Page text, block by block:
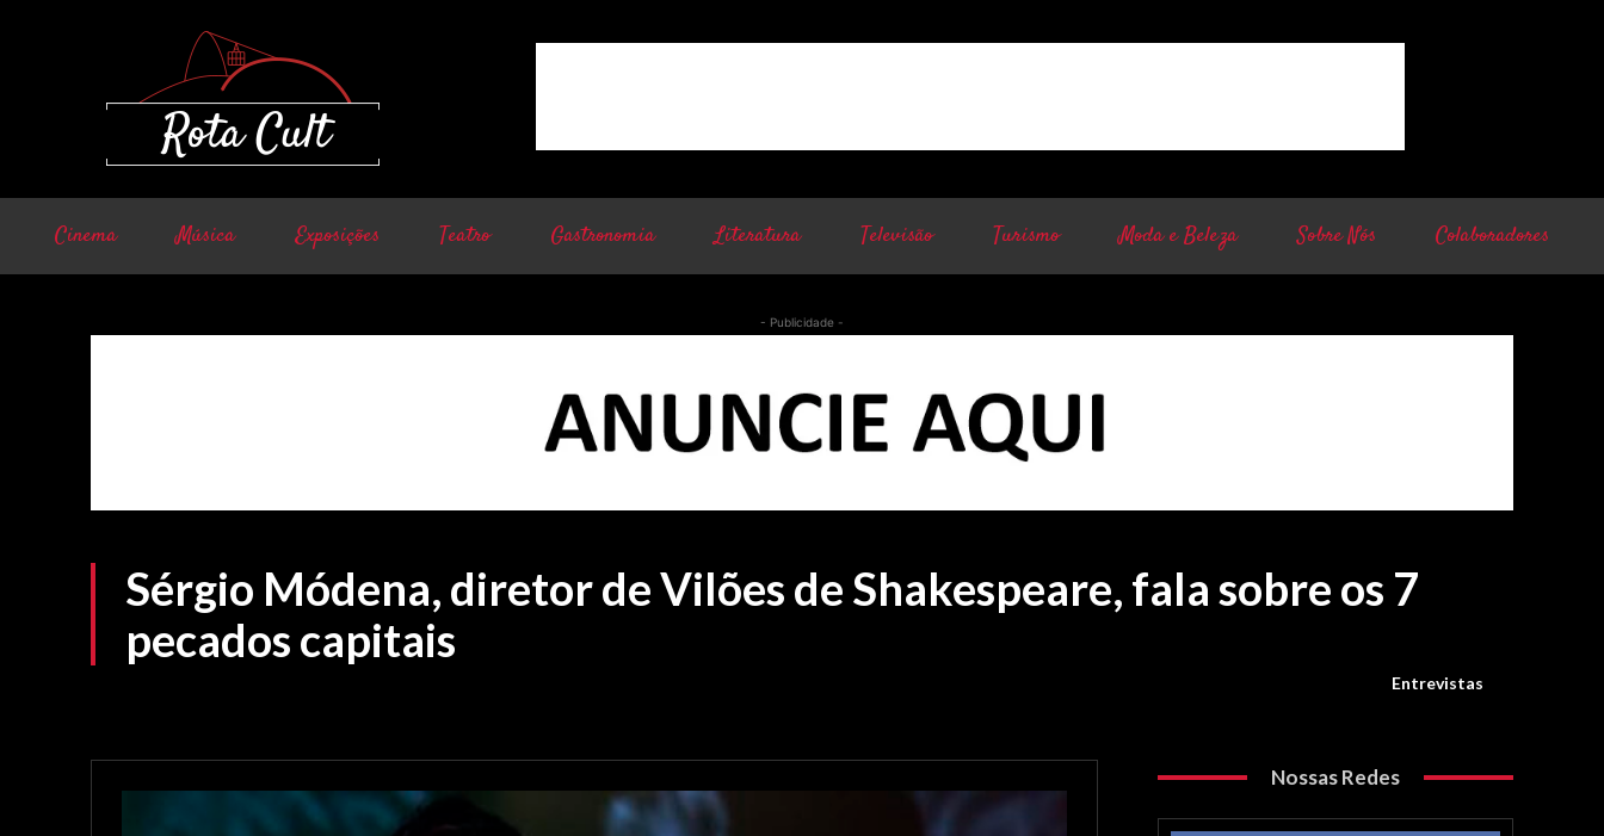
Cinema Música Exposições Teatro Gastronomia Literatura Televisão Turismo Moda e Beleza Sobre Nós Colaboradores
- Publicidade -
Sérgio Módena, diretor de Vilões de Shakespeare, fala sobre os 7
pecados capitais
Entrevistas
Nossas Redes